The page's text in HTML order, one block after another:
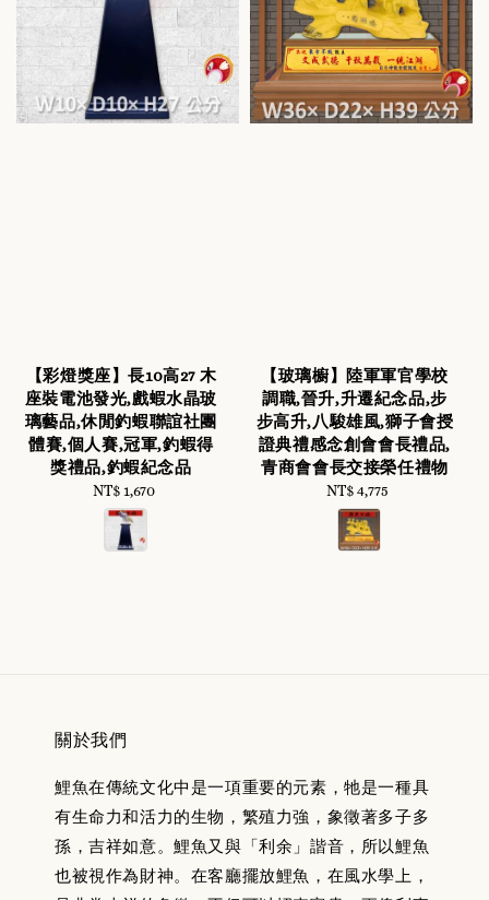
【彩燈獎座】長10高27 木
座裝電池發光,戲蝦水晶玻
璃藝品,休閒釣蝦聯誼社團
體賽,個人賽,冠軍,釣蝦得
獎禮品,釣蝦紀念品
Regular
price
NT$ 1,670
【玻璃櫥】陸軍軍官學校
調職,晉升,升遷紀念品,步
步高升,八駿雄風,獅子會授
證典禮感念創會會長禮品,
青商會會長交接榮任禮物
Regular
price
NT$ 4,775
關於我們
鯉魚在傳統文化中是一項重要的元素，牠是一種具
有生命力和活力的生物，繁殖力強，象徵著多子多
孫，吉祥如意。鯉魚又與「利余」諧音，所以鯉魚
也被視作為財神。在客廳擺放鯉魚，在風水學上，